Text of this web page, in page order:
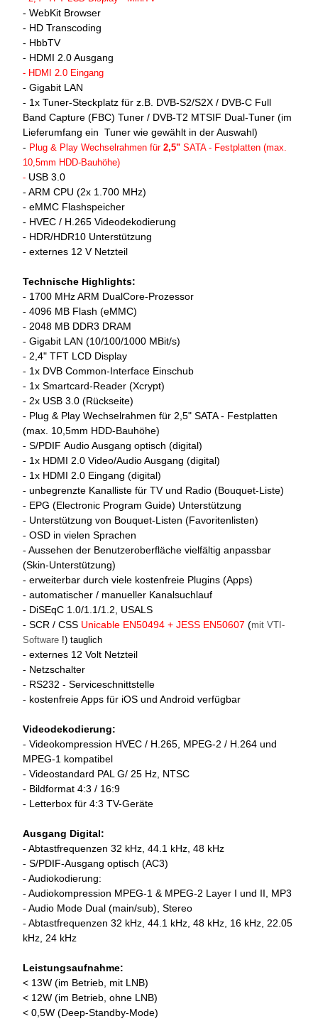
- WebKit Browser
- HD Transcoding
- HbbTV
- HDMI 2.0 Ausgang
- HDMI 2.0 Eingang
- Gigabit LAN
- 1x Tuner-Steckplatz für z.B. DVB-S2/S2X / DVB-C Full
Band Capture (FBC) Tuner / DVB-T2 MTSIF Dual-Tuner (im
Lieferumfang ein Tuner wie gewählt in der Auswahl)
- Plug & Play Wechselrahmen für 2,5" SATA - Festplatten (max.
10,5mm HDD-Bauhöhe)
- USB 3.0
- ARM CPU (2x 1.700 MHz)
- eMMC Flashspeicher
- HVEC / H.265 Videodekodierung
- HDR/HDR10 Unterstützung
- externes 12 V Netzteil
Technische Highlights:
- 1700 MHz ARM DualCore-Prozessor
- 4096 MB Flash (eMMC)
- 2048 MB DDR3 DRAM
- Gigabit LAN (10/100/1000 MBit/s)
- 2,4" TFT LCD Display
- 1x DVB Common-Interface Einschub
- 1x Smartcard-Reader (Xcrypt)
- 2x USB 3.0 (Rückseite)
- Plug & Play Wechselrahmen für 2,5" SATA - Festplatten
(max. 10,5mm HDD-Bauhöhe)
- S/PDIF Audio Ausgang optisch (digital)
- 1x HDMI 2.0 Video/Audio Ausgang (digital)
- 1x HDMI 2.0 Eingang (digital)
- unbegrenzte Kanalliste für TV und Radio (Bouquet-Liste)
- EPG (Electronic Program Guide) Unterstützung
- Unterstützung von Bouquet-Listen (Favoritenlisten)
- OSD in vielen Sprachen
- Aussehen der Benutzeroberfläche vielfältig anpassbar
(Skin-Unterstützung)
- erweiterbar durch viele kostenfreie Plugins (Apps)
- automatischer / manueller Kanalsuchlauf
- DiSEqC 1.0/1.1/1.2, USALS
- SCR / CSS Unicable EN50494 + JESS EN50607 (mit VTI-
Software !) tauglich
- externes 12 Volt Netzteil
- Netzschalter
- RS232 - Serviceschnittstelle
- kostenfreie Apps für iOS und Android verfügbar
Videodekodierung:
- Videokompression HVEC / H.265, MPEG-2 / H.264 und
MPEG-1 kompatibel
- Videostandard PAL G/ 25 Hz, NTSC
- Bildformat 4:3 / 16:9
- Letterbox für 4:3 TV-Geräte
Ausgang Digital:
- Abtastfrequenzen 32 kHz, 44.1 kHz, 48 kHz
- S/PDIF-Ausgang optisch (AC3)
- Audiokodierung:
- Audiokompression MPEG-1 & MPEG-2 Layer I und II, MP3
- Audio Mode Dual (main/sub), Stereo
- Abtastfrequenzen 32 kHz, 44.1 kHz, 48 kHz, 16 kHz, 22.05
kHz, 24 kHz
Leistungsaufnahme:
< 13W (im Betrieb, mit LNB)
< 12W (im Betrieb, ohne LNB)
< 0,5W (Deep-Standby-Mode)